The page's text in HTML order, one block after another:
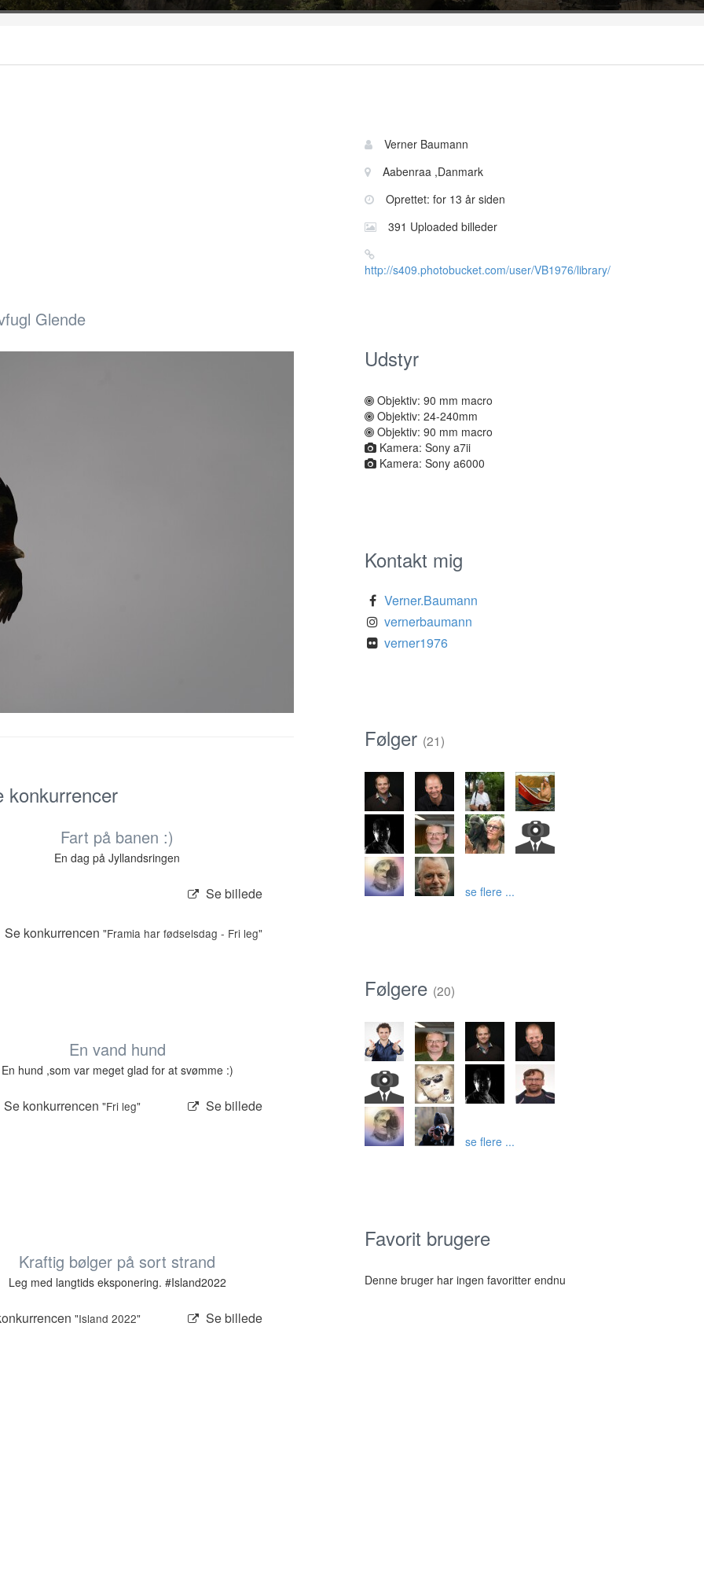
Glende
konkurrencer
Fart på banen :)
En dag på Jyllandsringen
Se billede
Se konkurrencen "Framia har fødselsdag - Fri leg"
En vand hund
En hund ,som var meget glad for at svømme :)
Se billede
Se konkurrencen "Fri leg"
Kraftig bølger på sort strand
Leg med langtids eksponering. #Island2022
Se billede
"Island 2022"
Bruger
information
Navn:
Verner Baumann
Sted:
Aabenraa ,Danmark
Oprettet: for 13 år siden
391 Uploaded billeder
http://s409.photobucket.com/user/VB1976/library/
Udstyr
Objektiv: 90 mm macro
Objektiv: 24-240mm
Objektiv: 90 mm macro
Kamera: Sony a7ii
Kamera: Sony a6000
Kontakt mig
Verner.Baumann
vernerbaumann
verner1976
Følger (21)
se flere ...
Følgere (20)
se flere ...
Favorit brugere
Denne bruger har ingen favoritter endnu